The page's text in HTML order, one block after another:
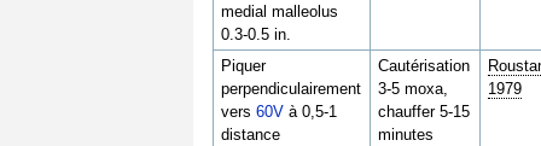
medial malleolus
0.3-0.5 in.
Piquer
perpendiculairement
vers60V à 0,5-1
distance
Cautérisation
3-5 moxa,
chauffer 5-15
minutes
1979